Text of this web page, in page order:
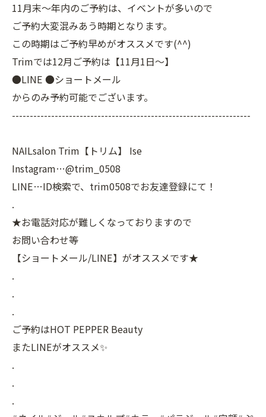
11月末～年内のご予約は、イベントが多いので
ご予約大変混みあう時期となります。
この時期はご予約早めがオススメです(^^)
Trimでは12月ご予約は【11月1日～】
●LINE ●ショートメール
からのみ予約可能でございます。
-------------------------------------------------------------------
NAILsalon Trim【トリム】 Ise
Instagram…@trim_0508
LINE…ID検索で、trim0508でお友達登録にて！
.
★お電話対応が難しくなっておりますので
お問い合わせ等
【ショートメール/LINE】がオススメです★
.
.
.
ご予約はHOT PEPPER Beauty
またLINEがオススメ✨
.
.
.